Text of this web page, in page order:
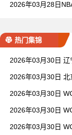
2026年03月28日
热门集锦
2026年03月30日 辽
2026年03月30日 北
2026年03月30日
2026年03月30日
2026年03月30日